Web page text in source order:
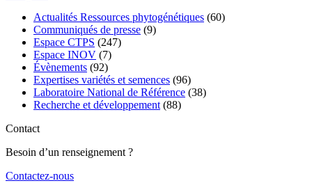
Actualités Ressources phytogénétiques (60)
Communiqués de presse (9)
Espace CTPS (247)
Espace INOV (7)
Évènements (92)
Expertises variétés et semences (96)
Laboratoire National de Référence (38)
Recherche et développement (88)
Contact
Besoin d’un renseignement ?
Contactez-nous